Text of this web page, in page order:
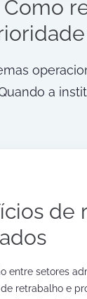
a
de
entre setores
retrabalho e